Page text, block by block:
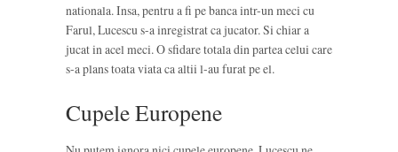
nationala. Insa, pentru a fi pe banca intr-un meci cu
Farul, Lucescu s-a inregistrat ca jucator. Si chiar a
jucat in acel meci. O sfidare totala din partea celui care
s-a plans toata viata ca altii l-au furat pe el.
Cupele Europene